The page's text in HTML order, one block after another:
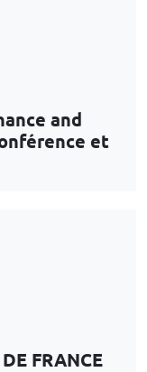
and
et
FRANCE